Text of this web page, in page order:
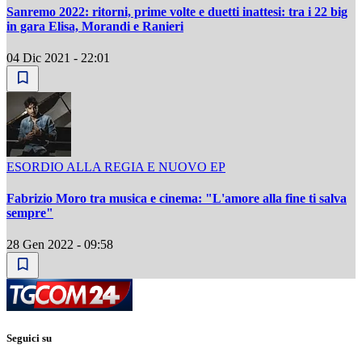
Sanremo 2022: ritorni, prime volte e duetti inattesi: tra i 22 big
in gara Elisa, Morandi e Ranieri
04 Dic 2021 - 22:01
ESORDIO ALLA REGIA E NUOVO EP
Fabrizio Moro tra musica e cinema: "L'amore alla fine ti salva
sempre"
28 Gen 2022 - 09:58
Seguici su